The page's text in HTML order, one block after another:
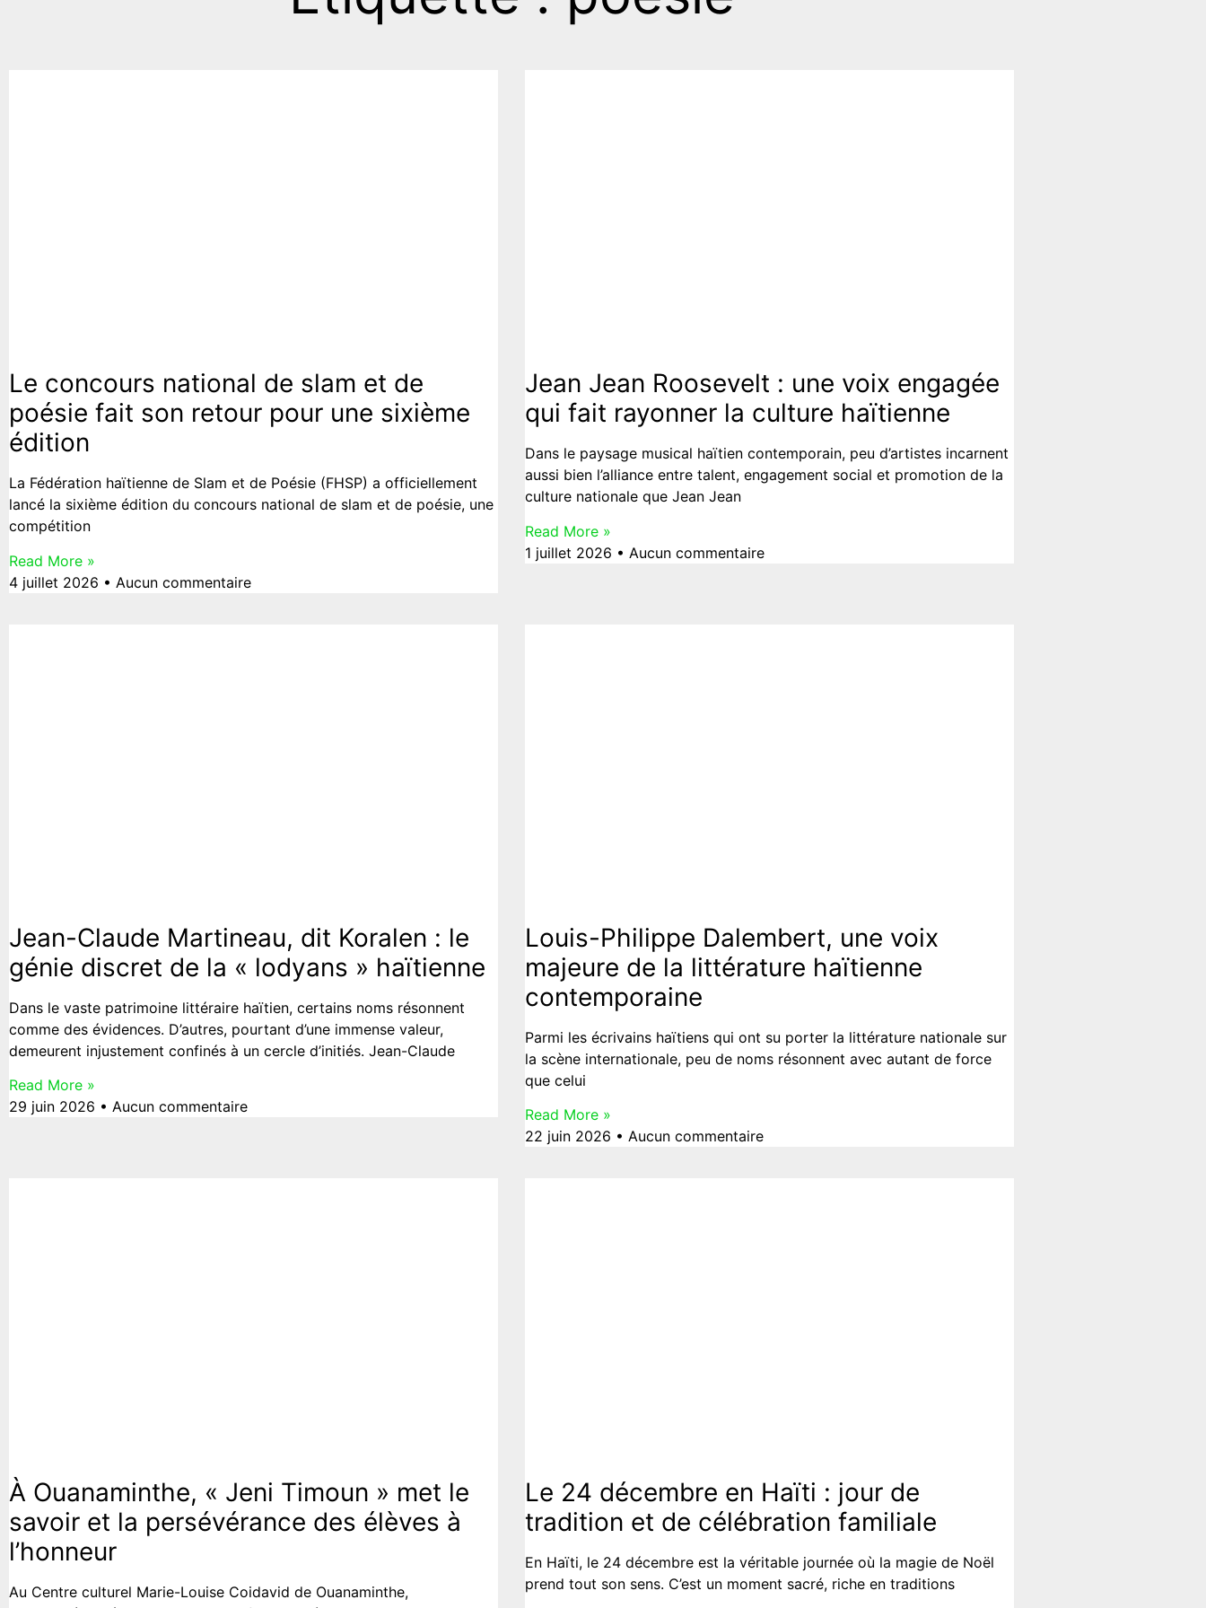
Le concours national de slam et de
poésie fait son retour pour une sixième
édition
La Fédération haïtienne de Slam et de Poésie (FHSP) a officiellement
lancé la sixième édition du concours national de slam et de poésie, une
compétition
Read More »
4 juillet 2026
Aucun commentaire
Jean Jean Roosevelt : une voix engagée
qui fait rayonner la culture haïtienne
Dans le paysage musical haïtien contemporain, peu d’artistes incarnent
aussi bien l’alliance entre talent, engagement social et promotion de la
culture nationale que Jean Jean
Read More »
1 juillet 2026
Aucun commentaire
Jean-Claude Martineau, dit Koralen : le
génie discret de la « lodyans » haïtienne
Dans le vaste patrimoine littéraire haïtien, certains noms résonnent
comme des évidences. D’autres, pourtant d’une immense valeur,
demeurent injustement confinés à un cercle d’initiés. Jean-Claude
Read More »
29 juin 2026
Aucun commentaire
Louis-Philippe Dalembert, une voix
majeure de la littérature haïtienne
contemporaine
Parmi les écrivains haïtiens qui ont su porter la littérature nationale sur
la scène internationale, peu de noms résonnent avec autant de force
que celui
Read More »
22 juin 2026
Aucun commentaire
À Ouanaminthe, « Jeni Timoun » met le
savoir et la persévérance des élèves à
l’honneur
Au Centre culturel Marie-Louise Coidavid de Ouanaminthe,
Le 24 décembre en Haïti : jour de
tradition et de célébration familiale
En Haïti, le 24 décembre est la véritable journée où la magie de Noël
prend tout son sens. C’est un moment sacré, riche en traditions